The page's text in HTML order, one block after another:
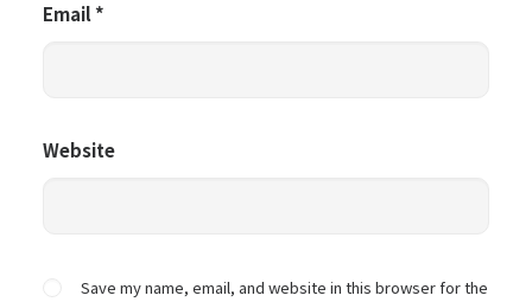
Email*
Website
Save my name, email, and website in this browser for the